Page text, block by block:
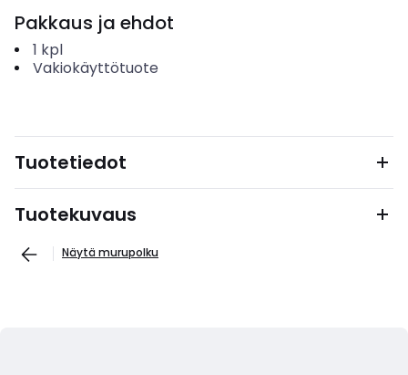
Pakkaus ja ehdot
1 kpl
Vakiokäyttötuote
Tuotetiedot
Tuotekuvaus
Näytä murupolku